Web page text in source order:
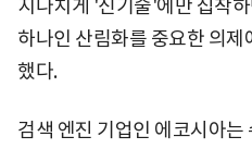
지나치게 '신기술'에만 집착
하나인 산림화를 중요한 의
했다.
검색 엔진 기업인 에코시아는